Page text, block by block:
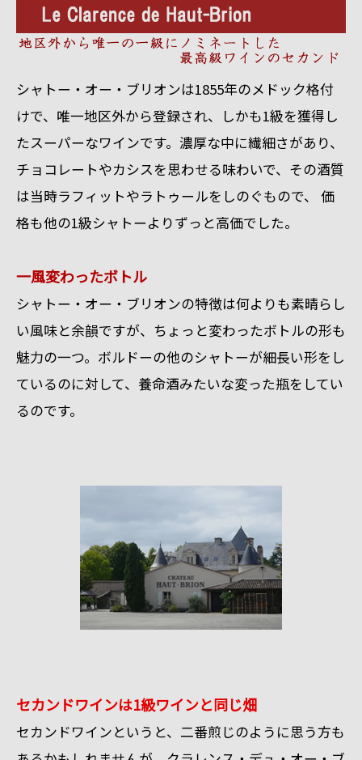
シャトー・オー・ブリオンは1855年のメドック格付
けで、唯一地区外から登録され、しかも1級を獲得し
たスーパーなワインです。濃厚な中に繊細さがあり、
チョコレートやカシスを思わせる味わいで、その酒質
は当時ラフィットやラトゥールをしのぐもので、 価
格も他の1級シャトーよりずっと高価でした。
一風変わったボトル
シャトー・オー・ブリオンの特徴は何よりも素晴らし
い風味と余韻ですが、ちょっと変わったボトルの形も
魅力の一つ。ボルドーの他のシャトーが細長い形をし
ているのに対して、養命酒みたいな変った瓶をしてい
るのです。
セカンドワインは1級ワインと同じ畑
セカンドワインというと、二番煎じのように思う方も